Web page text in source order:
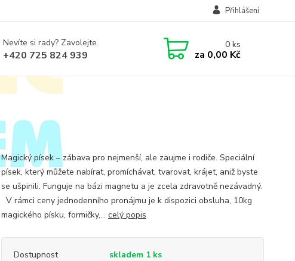
Přihlášení
Nevíte si rady? Zavolejte.
+420 725 824 939
0ks
za 0,00 Kč
Magický písek – zábava pro nejmenší, ale zaujme i rodiče. Speciální
písek, který můžete nabírat, promíchávat, tvarovat, krájet, aniž byste
se ušpinili. Funguje na bázi magnetu a je zcela zdravotně nezávadný.
V rámci ceny jednodenního pronájmu je k dispozici obsluha, 10kg
magického písku, formičky,... celý popis
Dostupnost skladem 1 ks